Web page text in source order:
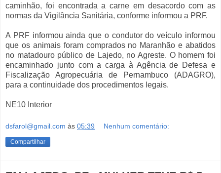
caminhão, foi encontrada a carne em desacordo com as
normas da Vigilância Sanitária, conforme informou a PRF.
A PRF informou ainda que o condutor do veículo informou
que os animais foram comprados no Maranhão e abatidos
no matadouro público de Lajedo, no Agreste. O homem foi
encaminhado junto com a carga à Agência de Defesa e
Fiscalização Agropecuária de Pernambuco (ADAGRO),
para a continuidade dos procedimentos legais.
NE10 Interior
dsfarol@gmail.com às 05:39 Nenhum comentário:
Compartilhar